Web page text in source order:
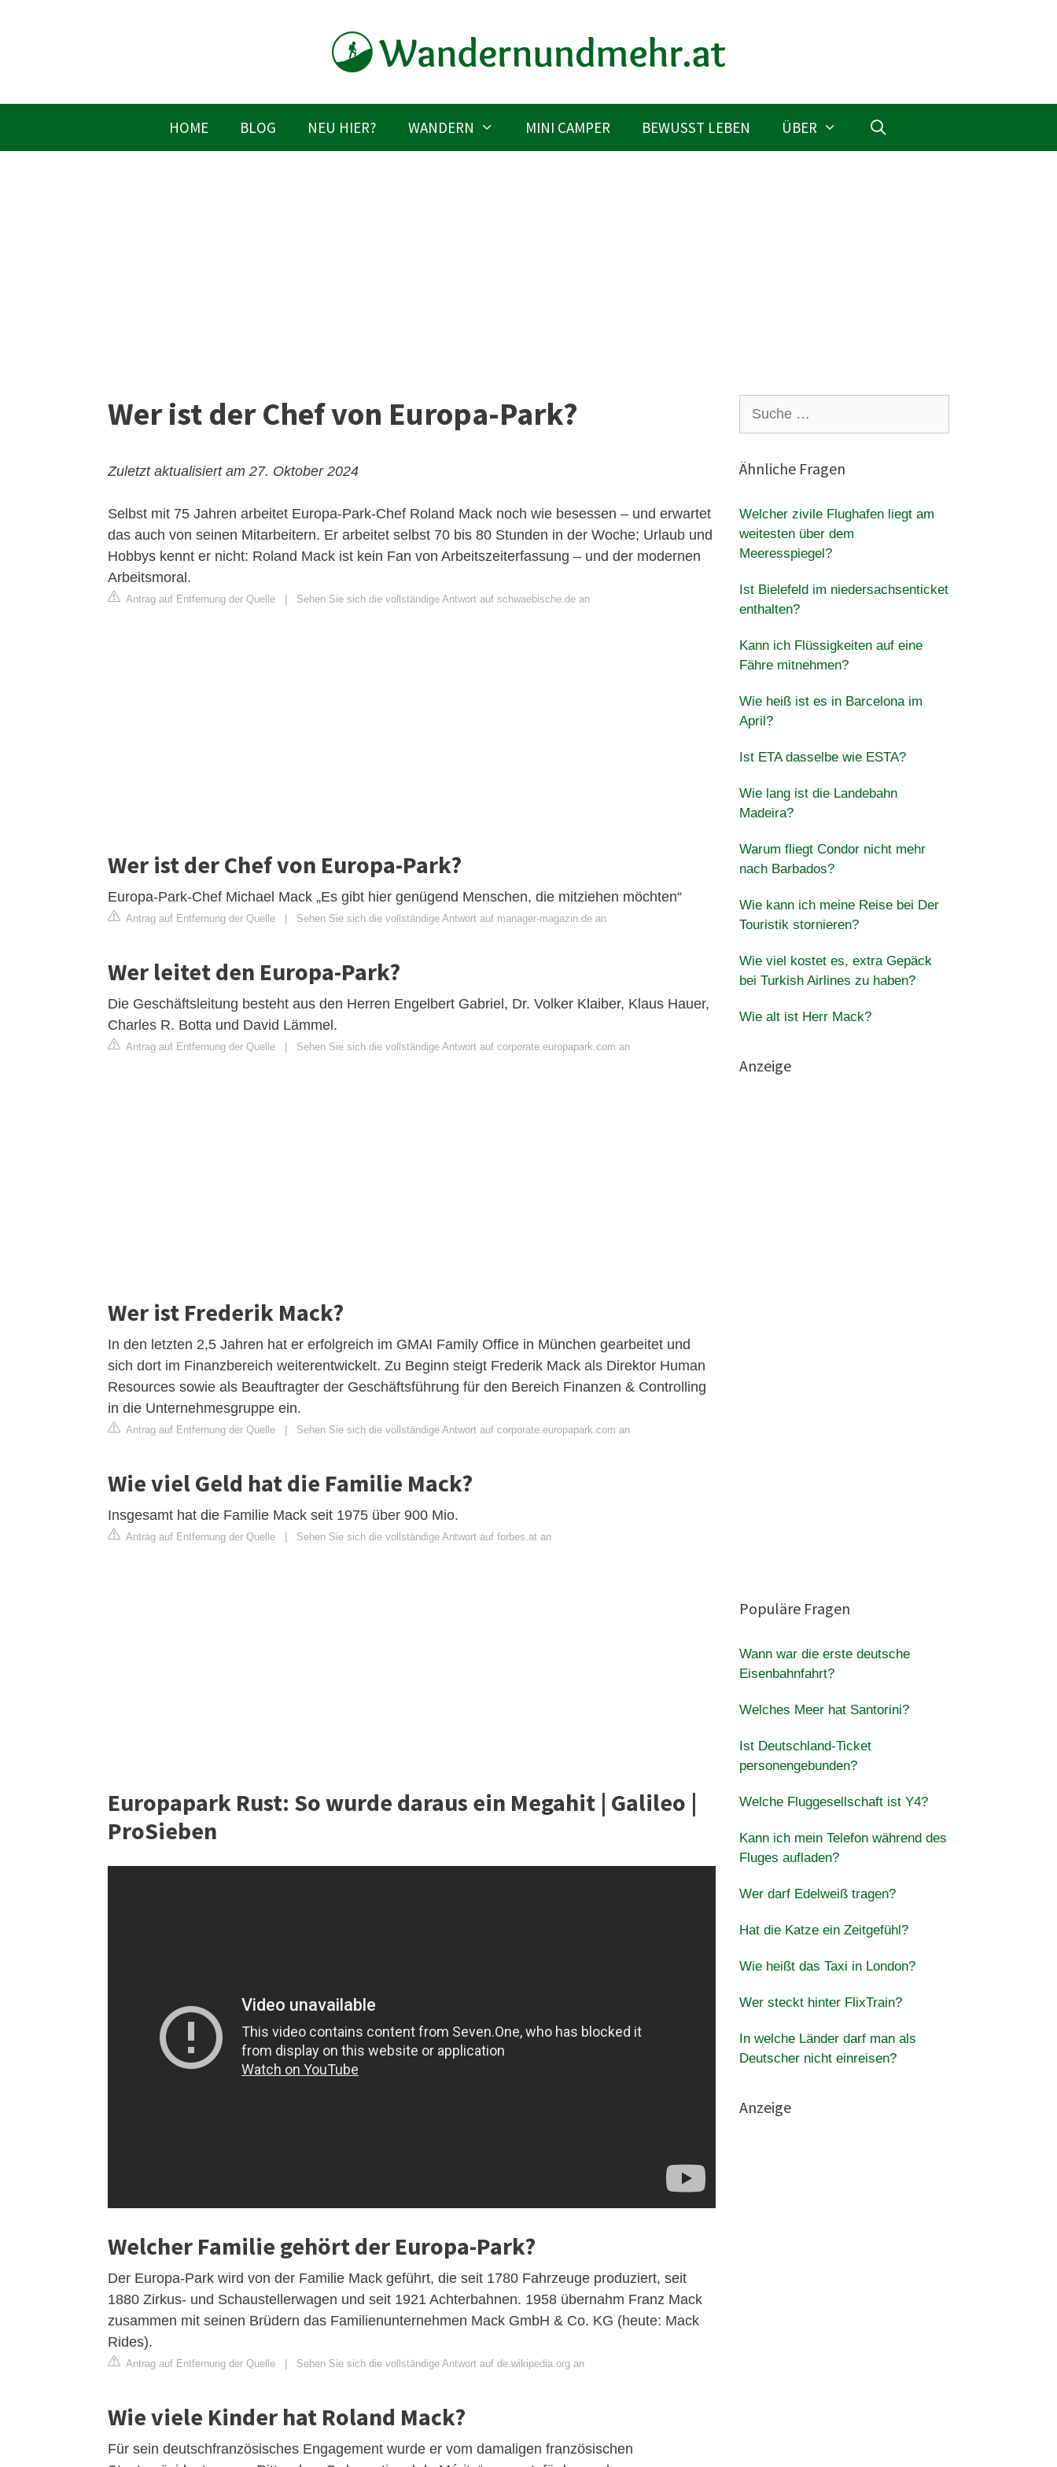
HOME BLOG NEU HIER? WANDERN MINI CAMPER BEWUSST LEBEN ÜBER
Wer ist der Chef von Europa-Park?
Zuletzt aktualisiert am 27. Oktober 2024
Selbst mit 75 Jahren arbeitet Europa-Park-Chef Roland Mack noch wie besessen – und erwartet
das auch von seinen Mitarbeitern. Er arbeitet selbst 70 bis 80 Stunden in der Woche; Urlaub und
Hobbys kennt er nicht: Roland Mack ist kein Fan von Arbeitszeiterfassung – und der modernen
Arbeitsmoral.
Antrag auf Entfernung der Quelle Sehen Sie sich die vollständige Antwort auf schwaebische.de an
Wer ist der Chef von Europa-Park?
Europa-Park-Chef Michael Mack „Es gibt hier genügend Menschen, die mitziehen möchten“
Antrag auf Entfernung der Quelle Sehen Sie sich die vollständige Antwort auf manager-magazin.de an
Wer leitet den Europa-Park?
Die Geschäftsleitung besteht aus den Herren Engelbert Gabriel, Dr. Volker Klaiber, Klaus Hauer,
Charles R. Botta und David Lämmel.
Antrag auf Entfernung der Quelle Sehen Sie sich die vollständige Antwort auf corporate.europapark.com an
Wer ist Frederik Mack?
In den letzten 2,5 Jahren hat er erfolgreich im GMAI Family Office in München gearbeitet und
sich dort im Finanzbereich weiterentwickelt. Zu Beginn steigt Frederik Mack als Direktor Human
Resources sowie als Beauftragter der Geschäftsführung für den Bereich Finanzen & Controlling
in die Unternehmesgruppe ein.
Antrag auf Entfernung der Quelle Sehen Sie sich die vollständige Antwort auf corporate.europapark.com an
Wie viel Geld hat die Familie Mack?
Insgesamt hat die Familie Mack seit 1975 über 900 Mio.
Antrag auf Entfernung der Quelle Sehen Sie sich die vollständige Antwort auf forbes.at an
Europapark Rust: So wurde daraus ein Megahit | Galileo |
ProSieben
Welcher Familie gehört der Europa-Park?
Der Europa-Park wird von der Familie Mack geführt, die seit 1780 Fahrzeuge produziert, seit
1880 Zirkus- und Schaustellerwagen und seit 1921 Achterbahnen. 1958 übernahm Franz Mack
zusammen mit seinen Brüdern das Familienunternehmen Mack GmbH & Co. KG (heute: Mack
Rides).
Antrag auf Entfernung der Quelle | Sehen Sie sich die vollständige Antwort auf de.wikipedia.org an
Wie viele Kinder hat Roland Mack?
Für sein deutschfranzösisches Engagement wurde er vom damaligen französischen
nach:
Ähnliche Fragen
Welcher zivile Flughafen liegt am
weitesten über dem
Meeresspiegel?
Ist Bielefeld im niedersachsenticket
enthalten?
Kann ich Flüssigkeiten auf eine
Fähre mitnehmen?
Wie heiß ist es in Barcelona im
April?
Ist ETA dasselbe wie ESTA?
Wie lang ist die Landebahn
Madeira?
Warum fliegt Condor nicht mehr
nach Barbados?
Wie kann ich meine Reise bei Der
Touristik stornieren?
Wie viel kostet es, extra Gepäck
bei Turkish Airlines zu haben?
Wie alt ist Herr Mack?
Anzeige
Populäre Fragen
Wann war die erste deutsche
Eisenbahnfahrt?
Welches Meer hat Santorini?
Ist Deutschland-Ticket
personengebunden?
Welche Fluggesellschaft ist Y4?
Kann ich mein Telefon während des
Fluges aufladen?
Wer darf Edelweiß tragen?
Hat die Katze ein Zeitgefühl?
Wie heißt das Taxi in London?
Wer steckt hinter FlixTrain?
In welche Länder darf man als
Deutscher nicht einreisen?
Anzeige